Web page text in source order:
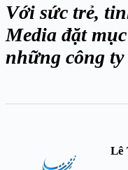
Với sức trẻ,
Media đặt
những công
Lê